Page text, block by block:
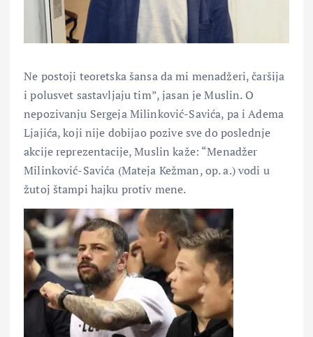
Ne postoji teoretska šansa da mi menadžeri, čaršija
i polusvet sastavljaju tim”, jasan je Muslin. O
nepozivanju Sergeja Milinković-Savića, pa i Adema
Ljajića, koji nije dobijao pozive sve do poslednje
akcije reprezentacije, Muslin kaže: “Menadžer
Milinković-Savića (Mateja Kežman, op. a.) vodi u
žutoj štampi hajku protiv mene.